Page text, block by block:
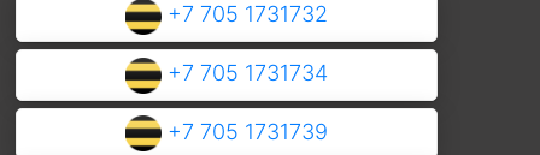
+7 705 1731732
+7 705 1731734
+7 705 1731739